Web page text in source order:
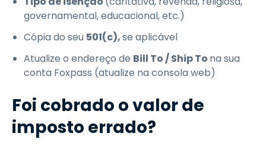
governamental, educacional, etc.)
Cópia do seu 501(c),se aplicável
Atualize o endereço de Bill To / Ship To na sua
conta Foxpass (atualize na consola web)
Foi cobrado o valor de
imposto errado?